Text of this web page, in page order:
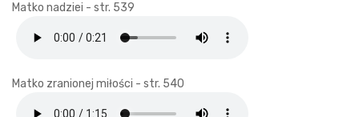
Matko nadziei - str. 539
Matko zranionej miłości - str. 540